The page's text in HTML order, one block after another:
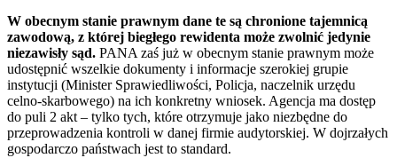
W obecnym stanie prawnym dane te są chronione tajemnicą
zawodową, z której biegłego rewidenta może zwolnić jedynie
niezawisły sąd. PANA zaś już w obecnym stanie prawnym może
udostępnić wszelkie dokumenty i informacje szerokiej grupie
instytucji (Minister Sprawiedliwości, Policja, naczelnik urzędu
celno-skarbowego) na ich konkretny wniosek. Agencja ma dostęp
do puli 2 akt – tylko tych, które otrzymuje jako niezbędne do
przeprowadzenia kontroli w danej firmie audytorskiej. W dojrzałych
gospodarczo państwach jest to standard.